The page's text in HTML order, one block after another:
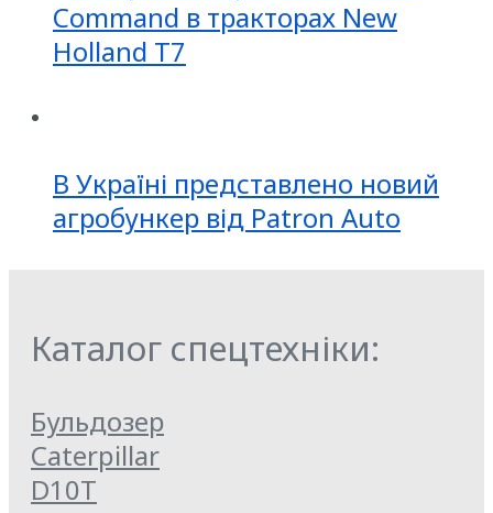
Command в тракторах New
Holland T7
В Україні представлено новий
агробункер від Patron Auto
Каталог спецтехніки:
Бульдозер
Caterpillar
D10T